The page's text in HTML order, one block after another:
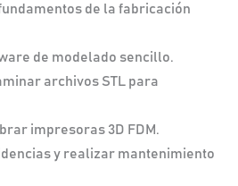
de la fabricación
de modelado sencillo.
archivos STL para
impresoras 3D FDM.
y realizar mantenimiento